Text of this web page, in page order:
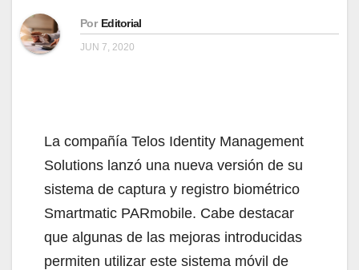
Por Editorial
JUN 7, 2020
La compañía Telos Identity Management
Solutions lanzó una nueva versión de su
sistema de captura y registro biométrico
Smartmatic PARmobile. Cabe destacar
que algunas de las mejoras introducidas
permiten utilizar este sistema móvil de